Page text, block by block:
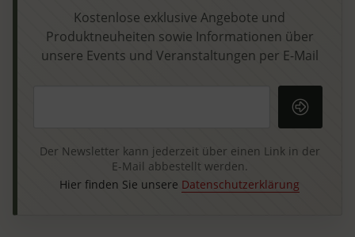
Kostenlose exklusive Angebote und
Produktneuheiten sowie Informationen über
unsere Events und Veranstaltungen per E-Mail
Der Newsletter kann jederzeit über einen Link in der
E-Mail abbestellt werden.
Hier finden Sie unsere Datenschutzerklärung